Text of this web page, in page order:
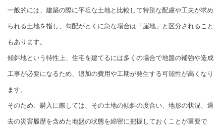
一般的には、建築の際に平坦な土地と比較して特別な配慮や工夫が求め
られる土地を指し、勾配がとくに急な場合は「崖地」と区分されること
もあります。
傾斜地という特性上、住宅を建てるには多くの場合で地盤の補強や造成
工事が必要になるため、追加の費用や工期が発生する可能性が高くなり
ます。
そのため、購入に際しては、その土地の傾斜の度合い、地形の状況、過
去の災害履歴を含めた地盤の状態を綿密に把握しておくことが重要で